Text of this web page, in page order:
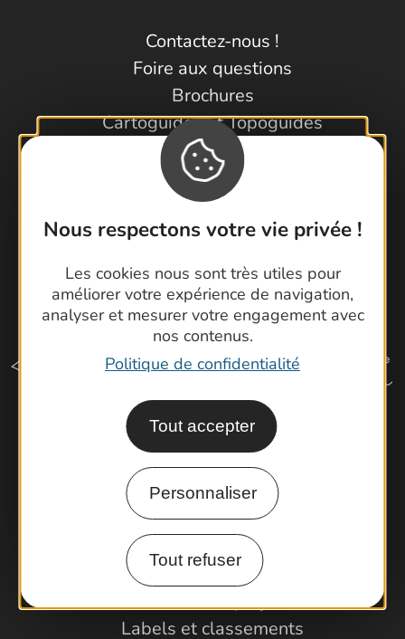
Nous respectons votre vie privée !
Les cookies nous sont très utiles pour
améliorer votre expérience de navigation,
analyser et mesurer votre engagement avec
nos contenus.
Politique de confidentialité
Tout accepter
Personnaliser
Tout refuser
Contactez-nous !
Foire aux questions
Brochures
Cartoguides et Topoguides
Latitude Gard
Comment venir ?
Espace Pro
Observatoire
Partenaires et Pros
Porteurs de projets
Labels et classements